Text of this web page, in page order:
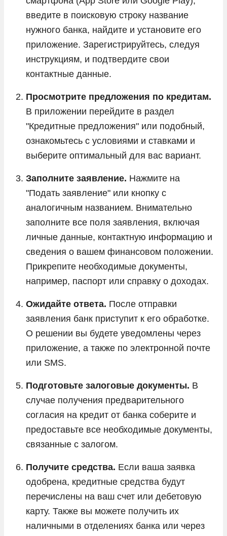
введите в поисковую строку название
нужного банка, найдите и установите его
приложение. Зарегистрируйтесь, следуя
инструкциям, и подтвердите свои
контактные данные.
Просмотрите предложения по кредитам.
В приложении перейдите в раздел
"Кредитные предложения" или подобный,
ознакомьтесь с условиями и ставками и
выберите оптимальный для вас вариант.
Заполните заявление. Нажмите на
"Подать заявление" или кнопку с
аналогичным названием. Внимательно
заполните все поля заявления, включая
личные данные, контактную информацию и
сведения о вашем финансовом положении.
Прикрепите необходимые документы,
например, паспорт или справку о доходах.
Ожидайте ответа. После отправки
заявления банк приступит к его обработке.
О решении вы будете уведомлены через
приложение, а также по электронной почте
или SMS.
Подготовьте залоговые документы. В
случае получения предварительного
согласия на кредит от банка соберите и
предоставьте все необходимые документы,
связанные с залогом.
Получите средства. Если ваша заявка
одобрена, кредитные средства будут
перечислены на ваш счет или дебетовую
карту. Также вы можете получить их
наличными в отделениях банка или через